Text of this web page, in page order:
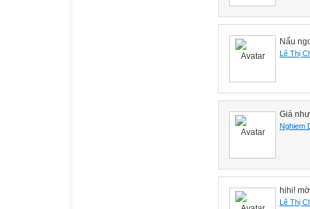
Nấu
Lê Thị
Giá
Nghiem
hihi!
Lê Thị